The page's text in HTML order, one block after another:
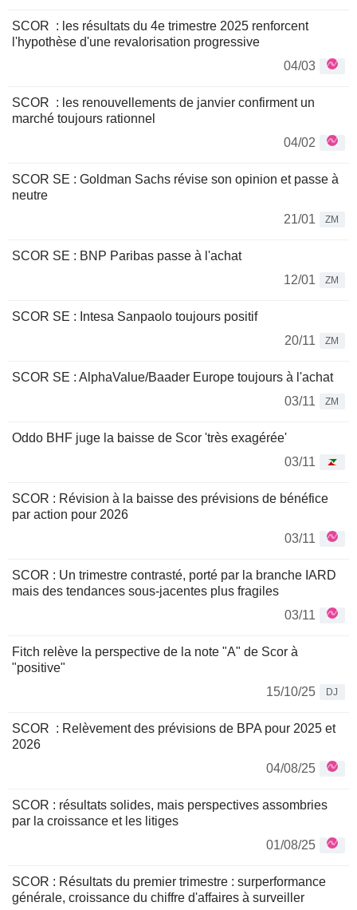
SCOR : les résultats du 4e trimestre 2025 renforcent
l'hypothèse d'une revalorisation progressive
04/03
SCOR : les renouvellements de janvier confirment un
marché toujours rationnel
04/02
SCOR SE : Goldman Sachs révise son opinion et passe à
neutre
21/01
ZM
SCOR SE : BNP Paribas passe à l'achat
12/01
ZM
SCOR SE : Intesa Sanpaolo toujours positif
20/11
ZM
SCOR SE : AlphaValue/Baader Europe toujours à l'achat
03/11
ZM
Oddo BHF juge la baisse de Scor 'très exagérée'
03/11
SCOR : Révision à la baisse des prévisions de bénéfice
par action pour 2026
03/11
SCOR : Un trimestre contrasté, porté par la branche IARD
mais des tendances sous-jacentes plus fragiles
03/11
Fitch relève la perspective de la note "A" de Scor à
"positive"
15/10/25
DJ
SCOR : Relèvement des prévisions de BPA pour 2025 et
2026
04/08/25
SCOR : résultats solides, mais perspectives assombries
par la croissance et les litiges
01/08/25
SCOR : Résultats du premier trimestre : surperformance
générale, croissance du chiffre d'affaires à surveiller